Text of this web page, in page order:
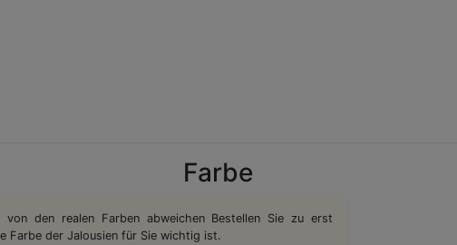
Farbe
den realen Farben abweichen Bestellen Sie zu erst
Farbe der Jalousien für Sie wichtig ist.